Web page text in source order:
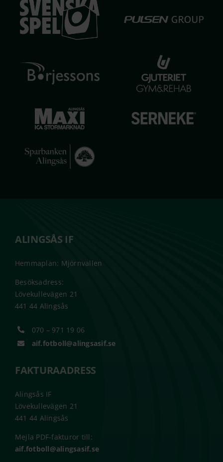
ALINGSÅS IF
Hemmaplan: Mjörnvallen
Besöksadress:
Lövekullevägen 21
441 44 Alingsås
070 – 971 19 06
aif.fotboll@alingsasif.se
FAKTURAADRESS
Alingsås IF
Lövekullevägen 21
441 44 Alingsås
Mejla PDF-fakturor till:
aif.fotboll@alingsasif.se